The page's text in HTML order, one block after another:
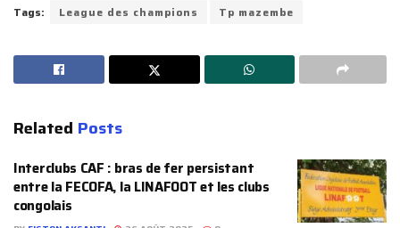
Tags: League des champions Tp mazembe
Related Posts
Interclubs CAF : bras de fer persistant
entre la FECOFA, la LINAFOOT et les clubs
congolais